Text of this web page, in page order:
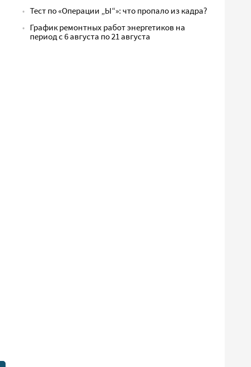
Тест по «Операции „Ы“»: что пропало из кадра?
График ремонтных работ энергетиков на
период с 6 августа по 21 августа